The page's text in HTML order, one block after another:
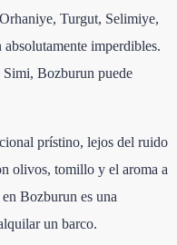
Turgut, Selimiye,
absolutamente imperdibles.
Simi, Bozburun puede
prístino, lejos del ruido
olivos, tomillo y el aroma a
Bozburun es una
un barco.